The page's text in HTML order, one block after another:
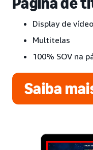
Display de
Multitelas
100% SOV na
Saiba